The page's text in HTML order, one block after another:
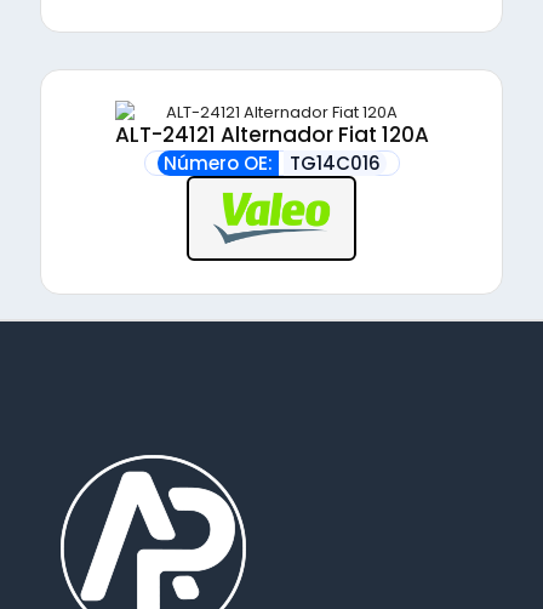
ALT-24121 Alternador Fiat 120A
Número OE: TG14C016